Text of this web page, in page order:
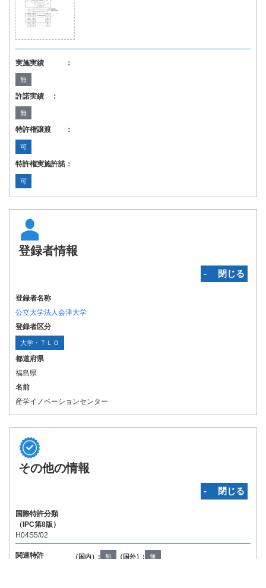
実施実績 ：
無
許諾実績 ：
無
特許権譲渡 ：
可
特許権実施許諾：
可
登録者情報
‐ 閉じる
登録者名称
公立大学法人会津大学
登録者区分
大学・ＴＬＯ
都道府県
福島県
名前
産学イノベーションセンター
その他の情報
‐ 閉じる
国際特許分類
（IPC第8版）
H04S5/02
関連特許 （国内）: 無 （国外）: 無